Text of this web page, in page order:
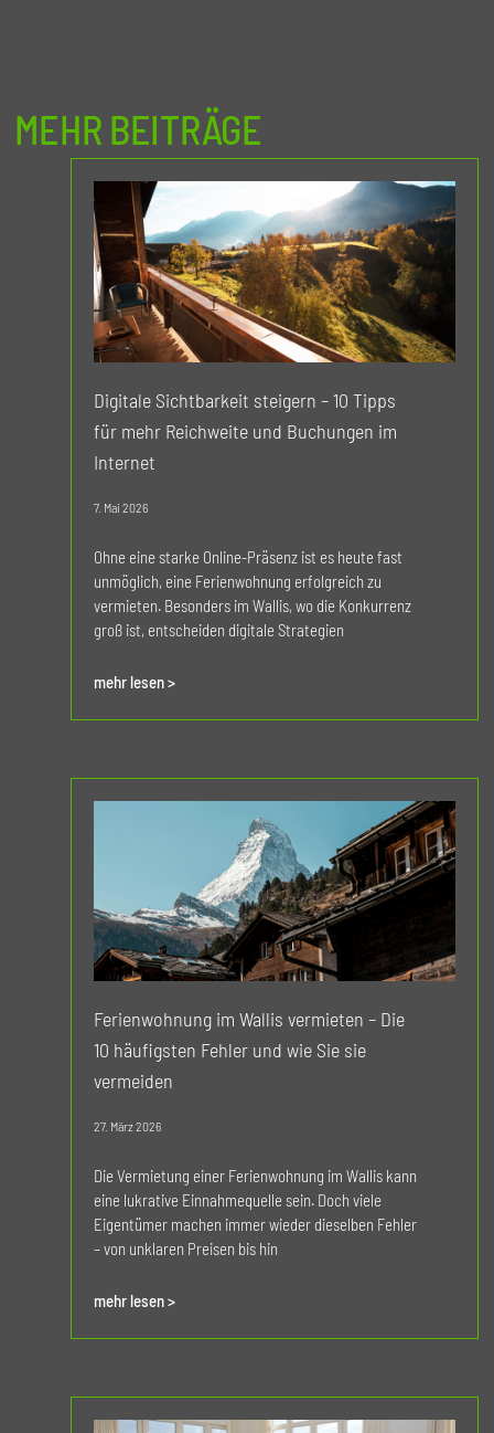
MEHR BEITRÄGE
Digitale Sichtbarkeit steigern – 10 Tipps
für mehr Reichweite und Buchungen im
Internet
7. Mai 2026
Ohne eine starke Online-Präsenz ist es heute fast
unmöglich, eine Ferienwohnung erfolgreich zu
vermieten. Besonders im Wallis, wo die Konkurrenz
groß ist, entscheiden digitale Strategien
mehr lesen >
Ferienwohnung im Wallis vermieten – Die
10 häufigsten Fehler und wie Sie sie
vermeiden
27. März 2026
Die Vermietung einer Ferienwohnung im Wallis kann
eine lukrative Einnahmequelle sein. Doch viele
Eigentümer machen immer wieder dieselben Fehler
– von unklaren Preisen bis hin
mehr lesen >